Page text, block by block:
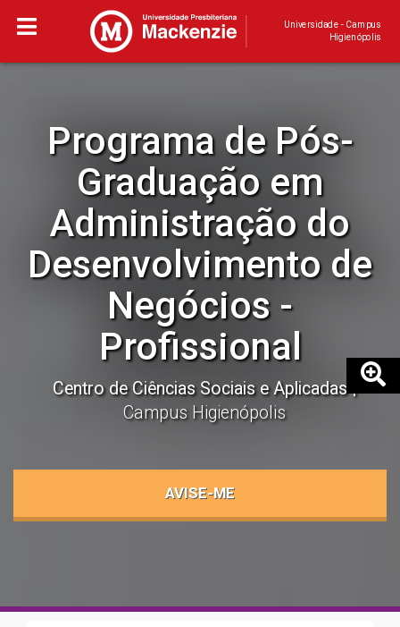
Universidade - Campus
Higienópolis
Programa de Pós-
Graduação em
Administração do
Desenvolvimento de
Negócios -
Profissional
Centro de Ciências Sociais e Aplicadas
Campus Higienópolis
AVISE-ME